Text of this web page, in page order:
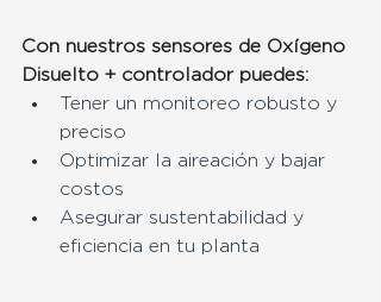
Con nuestros sensores de Oxígeno
Disuelto + controlador puedes:
Tener un monitoreo robusto y
preciso
Optimizar la aireación y bajar
costos
Asegurar sustentabilidad y
eficiencia en tu planta